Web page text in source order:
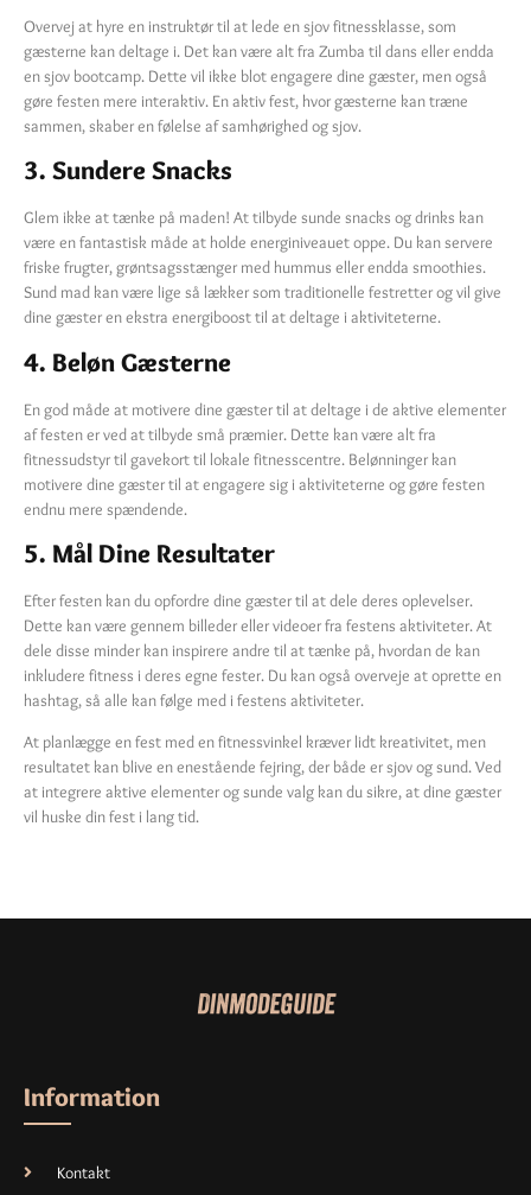
Overvej at hyre en instruktør til at lede en sjov fitnessklasse, som
gæsterne kan deltage i. Det kan være alt fra Zumba til dans eller endda
en sjov bootcamp. Dette vil ikke blot engagere dine gæster, men også
gøre festen mere interaktiv. En aktiv fest, hvor gæsterne kan træne
sammen, skaber en følelse af samhørighed og sjov.
3. Sundere Snacks
Glem ikke at tænke på maden! At tilbyde sunde snacks og drinks kan
være en fantastisk måde at holde energiniveauet oppe. Du kan servere
friske frugter, grøntsagsstænger med hummus eller endda smoothies.
Sund mad kan være lige så lækker som traditionelle festretter og vil give
dine gæster en ekstra energiboost til at deltage i aktiviteterne.
4. Beløn Gæsterne
En god måde at motivere dine gæster til at deltage i de aktive elementer
af festen er ved at tilbyde små præmier. Dette kan være alt fra
fitnessudstyr til gavekort til lokale fitnesscentre. Belønninger kan
motivere dine gæster til at engagere sig i aktiviteterne og gøre festen
endnu mere spændende.
5. Mål Dine Resultater
Efter festen kan du opfordre dine gæster til at dele deres oplevelser.
Dette kan være gennem billeder eller videoer fra festens aktiviteter. At
dele disse minder kan inspirere andre til at tænke på, hvordan de kan
inkludere fitness i deres egne fester. Du kan også overveje at oprette en
hashtag, så alle kan følge med i festens aktiviteter.
At planlægge en fest med en fitnessvinkel kræver lidt kreativitet, men
resultatet kan blive en enestående fejring, der både er sjov og sund. Ved
at integrere aktive elementer og sunde valg kan du sikre, at dine gæster
vil huske din fest i lang tid.
Information
Kontakt